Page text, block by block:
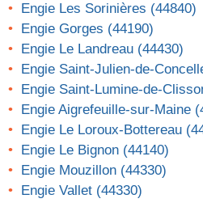
Engie Les Sorinières (44840)
Engie Gorges (44190)
Engie Le Landreau (44430)
Engie Saint-Julien-de-
Engie Saint-Lumine-de-
Engie Aigrefeuille-sur-Maine
Engie Le Loroux-Bottereau
Engie Le Bignon (44140)
Engie Mouzillon (44330)
Engie Vallet (44330)